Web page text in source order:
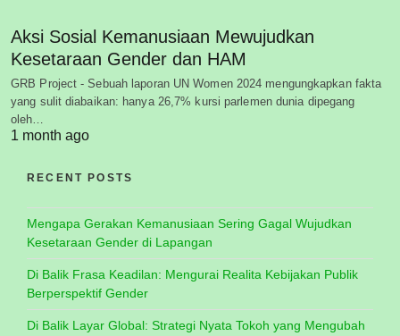
Aksi Sosial Kemanusiaan Mewujudkan
Kesetaraan Gender dan HAM
GRB Project - Sebuah laporan UN Women 2024 mengungkapkan fakta
yang sulit diabaikan: hanya 26,7% kursi parlemen dunia dipegang
oleh…
1 month ago
RECENT POSTS
Mengapa Gerakan Kemanusiaan Sering Gagal Wujudkan
Kesetaraan Gender di Lapangan
Di Balik Frasa Keadilan: Mengurai Realita Kebijakan Publik
Berperspektif Gender
Di Balik Layar Global: Strategi Nyata Tokoh yang Mengubah